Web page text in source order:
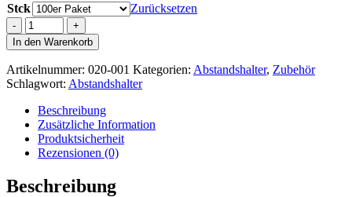
Stck
Zurücksetzen
Abstandshalter
Terrassenbau
|
7mm
·
100
Stck
Menge
In den Warenkorb
Artikelnummer: 020-001 Kategorien: Abstandshalter, Zubehör
Schlagwort: Abstandshalter
Beschreibung
Zusätzliche Information
Produktsicherheit
Rezensionen (0)
Beschreibung